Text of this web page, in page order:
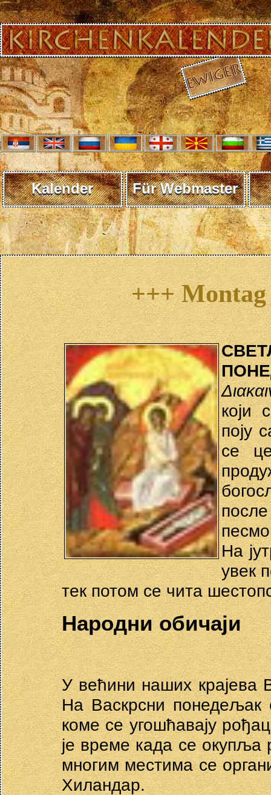
Kalender Für Webmaster
+++
који
поју
се
На
увек
тек потом се чита
Народни обичаји
У већини наших крајева
На Васкрсни понедељак
коме се угошћавају
је време када се окупља
многим местима се
Хиландар.